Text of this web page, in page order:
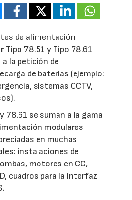
de alimentación
Tipo 78.51 y Tipo 78.61
la petición de
de baterías (ejemplo:
sistemas CCTV,
78.61 se suman a la gama
modulares
en muchas
instalaciones de
motores en CC,
cuadros para la interfaz